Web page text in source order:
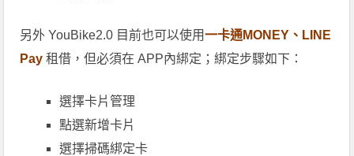
另外 YouBike2.0 目前也可以使用一卡通MONEY、LINE
Pay租借，但必須在 APP內綁定；綁定步驟如下：
選擇卡片管理
點選新增卡片
選擇掃碼綁定卡